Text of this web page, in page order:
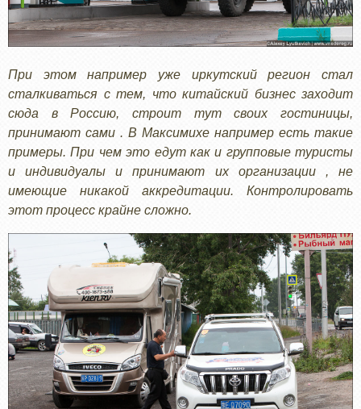
При этом например уже иркутский регион стал
сталкиваться с тем, что китайский бизнес заходит
сюда в Россию, строит тут своих гостиницы,
принимают сами . В Максимихе например есть такие
примеры. При чем это едут как и групповые туристы
и индивидуалы и принимают их организации , не
имеющие никакой аккредитации. Контролировать
этот процесс крайне сложно.